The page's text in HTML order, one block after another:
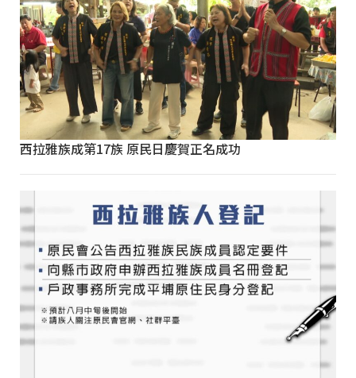
西拉雅族成第17族 原民日慶賀正名成功